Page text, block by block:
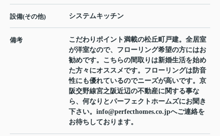
設備(その他) システムキッチン
備考
こだわりポイント満載の松丘町戸建。全居室
が洋室なので、フローリング希望の方にはお
勧めです。こちらの間取りは新婚生活を始め
た方々にオススメです。フローリングは防音
性にも優れているのでニーズが高いです。京
阪交野線宮之阪近辺の不動産に関する事な
ら、何なりとパーフェクトホームズにお聞き
下さい。info@perfecthomes.co.jpへご連絡を
お待ちしております。